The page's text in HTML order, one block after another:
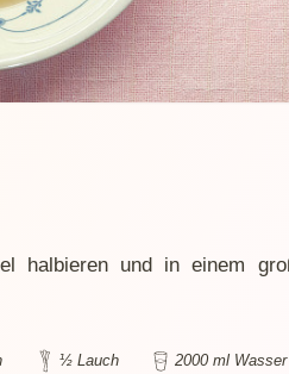
halbieren und in einem
½ Lauch 2000 ml Wasser